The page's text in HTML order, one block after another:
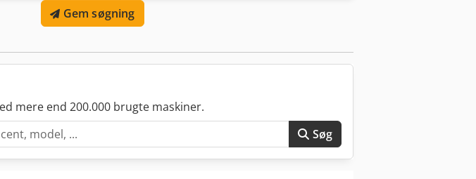
Gem søgning
mere end 200.000 brugte maskiner.
Søg